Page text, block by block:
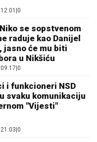
0
se sopstvenom
raduje kao Danijel
jasno će mu biti
u Nikšiću
0
i funkcioneri NSD
svaku komunikaciju
"Vijesti"
0